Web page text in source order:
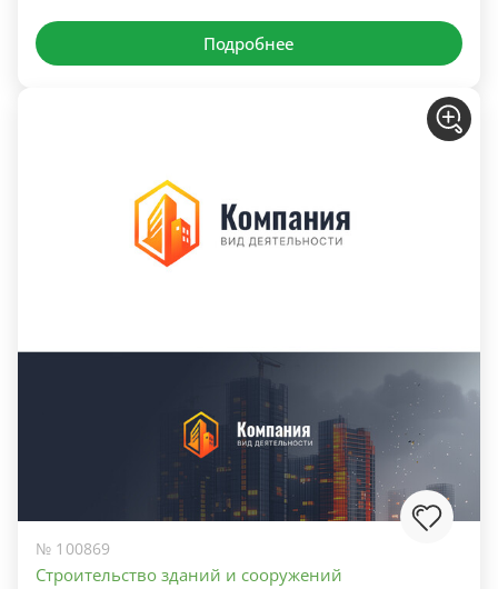
Подробнее
№ 100869
Строительство зданий и сооружений